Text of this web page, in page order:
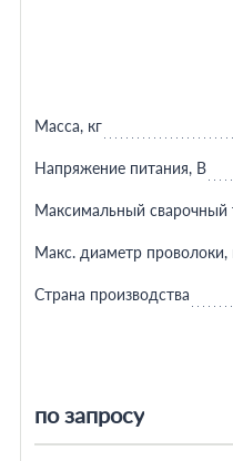
по запросу
Масса, кг
Напряжение питания, В
Максимальный сварочный
Макс. диаметр
Страна производства